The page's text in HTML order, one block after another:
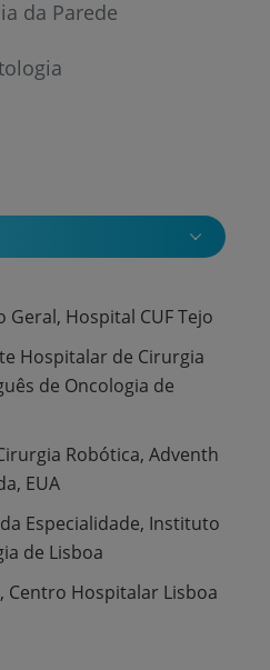
da Parede
Geral, Hospital CUF Tejo
Hospitalar de Cirurgia
de Oncologia de
Robótica, Adventh
EUA
Especialidade, Instituto
de Lisboa
Centro Hospitalar Lisboa